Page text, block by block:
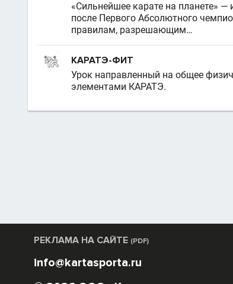
«Сильнейшее карате на планете»
после Первого Абсолютного
правилам, разрешающим…
КАРАТЭ-ФИТ
Урок направленный на общее
элементами КАРАТЭ.
РЕКЛАМА НА САЙТЕ (PDF)
info@kartasporta.ru